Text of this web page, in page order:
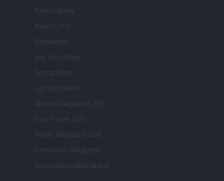
Newz Illinois
Newz Ohio
Gameland
Hig Tech Mag
Scoop Mag
Lgbtqia News
Motors Magazine 365
Day Travel 365
Home Magazine 365
Cineverse Magazine
SecondHomeMagazine